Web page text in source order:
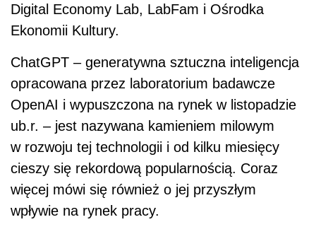
Digital Economy Lab, LabFam i Ośrodka
Ekonomii Kultury.
ChatGPT – generatywna sztuczna inteligencja
opracowana przez laboratorium badawcze
OpenAI i wypuszczona na rynek w listopadzie
ub.r. – jest nazywana kamieniem milowym
w rozwoju tej technologii i od kilku miesięcy
cieszy się rekordową popularnością. Coraz
więcej mówi się również o jej przyszłym
wpływie na rynek pracy.